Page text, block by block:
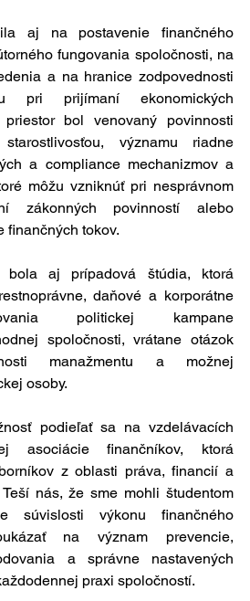
aj na postavenie finančného
fungovania spoločnosti, na
a na hranice zodpovednosti
pri prijímaní ekonomických
priestor bol venovaný povinnosti
významu riadne
a compliance mechanizmov a
môžu vzniknúť pri nesprávnom
zákonných povinností alebo
finančných tokov.
bola aj prípadová štúdia, ktorá
daňové a korporátne
politickej kampane
spoločnosti, vrátane otázok
manažmentu a možnej
osoby.
podieľať sa na vzdelávacích
asociácie finančníkov, ktorá
z oblasti práva, financií a
nás, že sme mohli študentom
súvislosti výkonu finančného
na význam prevencie,
a správne nastavených
praxi spoločností.